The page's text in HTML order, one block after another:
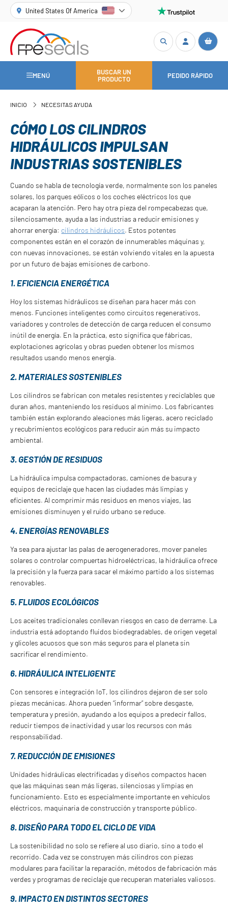
United States Of America
MENÚ
BUSCAR UN
PRODUCTO
PEDIDO RÁPIDO
INICIO NECESITAS AYUDA
CÓMO LOS CILINDROS
HIDRÁULICOS IMPULSAN
INDUSTRIAS SOSTENIBLES
Cuando se habla de tecnología verde, normalmente son los paneles
solares, los parques eólicos o los coches eléctricos los que
acaparan la atención. Pero hay otra pieza del rompecabezas que,
silenciosamente, ayuda a las industrias a reducir emisiones y
ahorrar energía: cilindros hidráulicos. Estos potentes
componentes están en el corazón de innumerables máquinas y,
con nuevas innovaciones, se están volviendo vitales en la apuesta
por un futuro de bajas emisiones de carbono.
1. EFICIENCIA ENERGÉTICA
Hoy los sistemas hidráulicos se diseñan para hacer más con
menos. Funciones inteligentes como circuitos regenerativos,
variadores y controles de detección de carga reducen el consumo
inútil de energía. En la práctica, esto significa que fábricas,
explotaciones agrícolas y obras pueden obtener los mismos
resultados usando menos energía.
2. MATERIALES SOSTENIBLES
Los cilindros se fabrican con metales resistentes y reciclables que
duran años, manteniendo los residuos al mínimo. Los fabricantes
también están explorando aleaciones más ligeras, acero reciclado
y recubrimientos ecológicos para reducir aún más su impacto
ambiental.
3. GESTIÓN DE RESIDUOS
La hidráulica impulsa compactadoras, camiones de basura y
equipos de reciclaje que hacen las ciudades más limpias y
eficientes. Al comprimir más residuos en menos viajes, las
emisiones disminuyen y el ruido urbano se reduce.
4. ENERGÍAS RENOVABLES
Ya sea para ajustar las palas de aerogeneradores, mover paneles
solares o controlar compuertas hidroeléctricas, la hidráulica ofrece
la precisión y la fuerza para sacar el máximo partido a los sistemas
renovables.
5. FLUIDOS ECOLÓGICOS
Los aceites tradicionales conllevan riesgos en caso de derrame. La
industria está adoptando fluidos biodegradables, de origen vegetal
y glicoles acuosos que son más seguros para el planeta sin
sacrificar el rendimiento.
6. HIDRÁULICA INTELIGENTE
Con sensores e integración IoT, los cilindros dejaron de ser solo
piezas mecánicas. Ahora pueden “informar” sobre desgaste,
temperatura y presión, ayudando a los equipos a predecir fallos,
reducir tiempos de inactividad y usar los recursos con más
responsabilidad.
7. REDUCCIÓN DE EMISIONES
Unidades hidráulicas electrificadas y diseños compactos hacen
que las máquinas sean más ligeras, silenciosas y limpias en
funcionamiento. Esto es especialmente importante en vehículos
eléctricos, maquinaria de construcción y transporte público.
8. DISEÑO PARA TODO EL CICLO DE VIDA
La sostenibilidad no solo se refiere al uso diario, sino a todo el
recorrido. Cada vez se construyen más cilindros con piezas
modulares para facilitar la reparación, métodos de fabricación más
verdes y programas de reciclaje que recuperan materiales valiosos.
9. IMPACTO EN DISTINTOS SECTORES